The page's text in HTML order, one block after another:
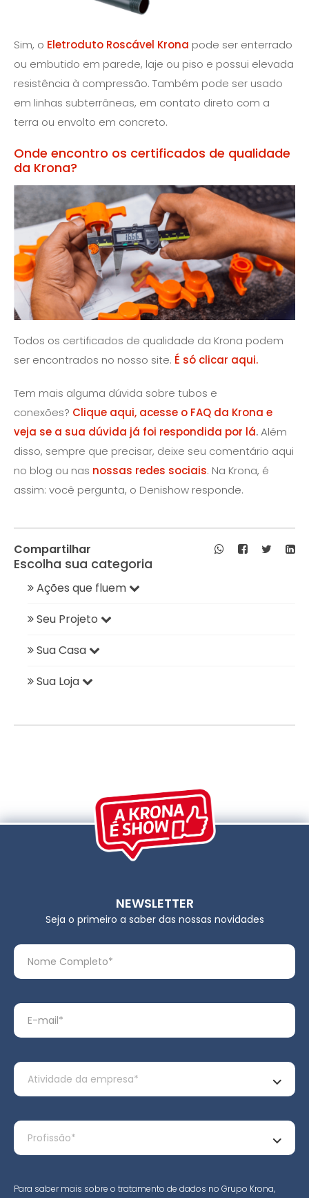
Sim, o Eletroduto Roscável Krona pode ser enterrado
ou embutido em parede, laje ou piso e possui elevada
resistência à compressão. Também pode ser usado
em linhas subterrâneas, em contato direto com a
terra ou envolto em concreto.
Onde encontro os certificados de qualidade
da Krona?
Todos os certificados de qualidade da Krona podem
ser encontrados no nosso site. É só clicar aqui.
Tem mais alguma dúvida sobre tubos e
conexões? Clique aqui, acesse o FAQ da Krona e
veja se a sua dúvida já foi respondida por lá.Além
disso, sempre que precisar, deixe seu comentário aqui
no blog ou nas nossas redes sociais. Na Krona, é
assim: você pergunta, o Denishow responde.
Compartilhar
Escolha sua categoria
Ações que fluem
Seu Projeto
Sua Casa
Sua Loja
NEWSLETTER
Seja o primeiro a saber das nossas novidades
Para saber mais sobre o tratamento de dados no Grupo Krona,